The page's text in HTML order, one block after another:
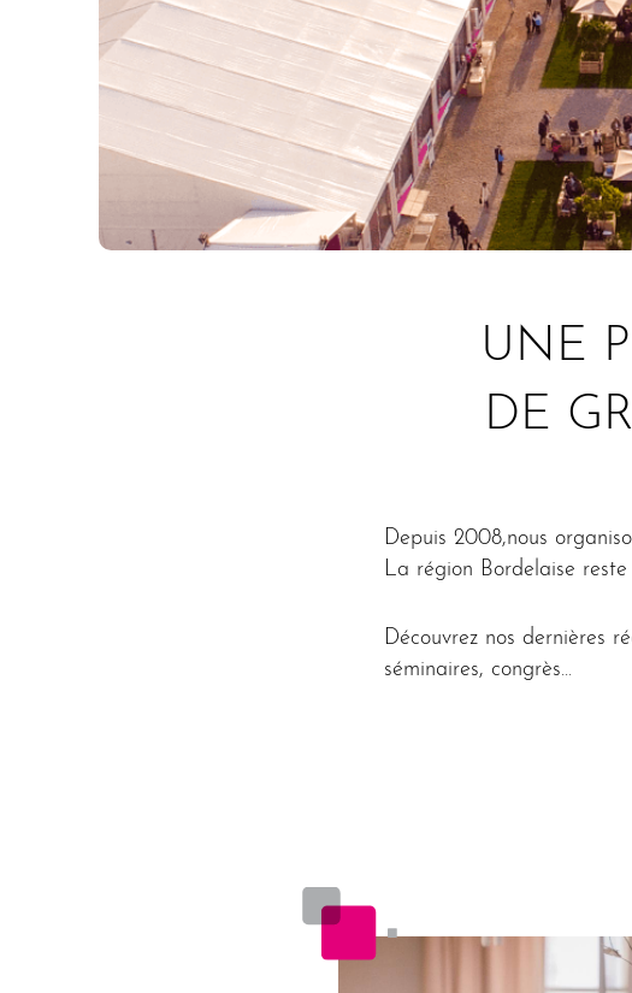
UNE
DE
Depuis 2008,nous
La région Bordelaise
Découvrez nos dernières
séminaires, congrès…